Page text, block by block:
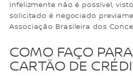
Infelizmente não é possível,
solicitado é negociado
Associação Brasileira dos
COMO FAÇO
CARTÃO DE